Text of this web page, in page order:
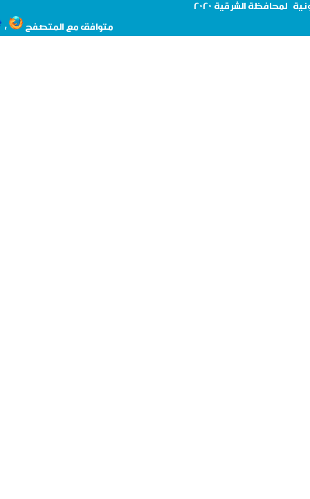
لمحافظةالشرقية 2020
متوافق مع المتصفح ،